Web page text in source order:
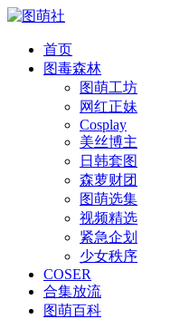
首页
图毒森林
图萌工坊
网红正妹
Cosplay
美丝博主
日韩套图
森萝财团
图萌选集
视频精选
紧急企划
少女秩序
COSER
合集放流
图萌百科